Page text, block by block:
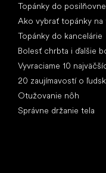
Topánky do posilňovne
Ako vybrať topánky na
Topánky do kancelárie
Bolesť chrbta i ďalšie
Vyvraciame 10
20 zaujímavostí o
Otužovanie nôh
Správne držanie tela